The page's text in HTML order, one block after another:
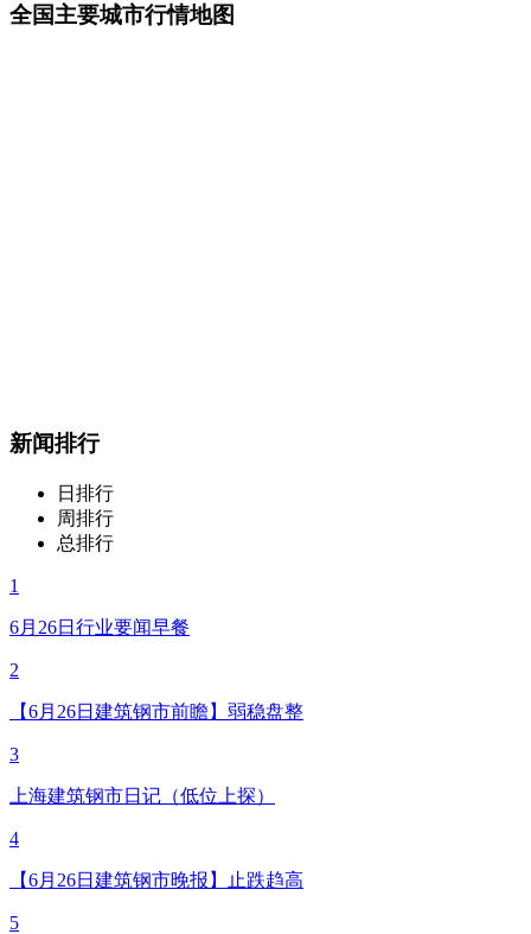
全国主要城市行情地图
新闻排行
日排行
周排行
总排行
1
6月26日行业要闻早餐
2
【6月26日建筑钢市前瞻】弱稳盘整
3
上海建筑钢市日记（低位上探）
4
【6月26日建筑钢市晚报】止跌趋高
5